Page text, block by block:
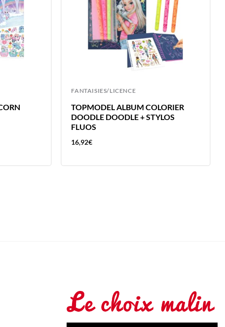
FANTAISIES/LICENCE
TOPMODEL ALBUM COLORIER
DOODLE DOODLE + STYLOS
FLUOS
16,92€